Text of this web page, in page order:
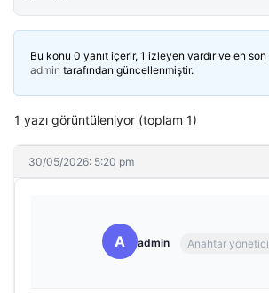
Bu konu 0 yanıt içerir, 1 izleyen vardır ve en son
admin tarafından güncellenmiştir.
1 yazı görüntüleniyor (toplam 1)
30/05/2026: 5:20 pm
A admin Anahtar yönetici